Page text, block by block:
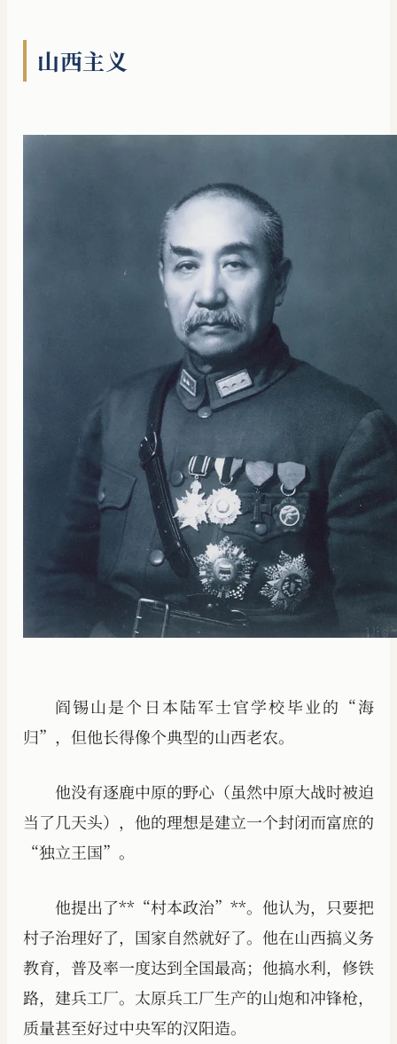
山西主义
阎锡山是个日本陆军士官学校毕业的“海
归”，但他长得像个典型的山西老农。
他没有逐鹿中原的野心（虽然中原大战时被迫
当了几天头），他的理想是建立一个封闭而富庶的
“独立王国”。
他提出了**“村本政治”**。他认为，只要把
村子治理好了，国家自然就好了。他在山西搞义务
教育，普及率一度达到全国最高；他搞水利，修铁
路，建兵工厂。太原兵工厂生产的山炮和冲锋枪，
质量甚至好过中央军的汉阳造。